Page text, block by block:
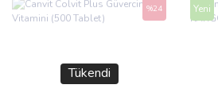
Tükendi
%24 Yeni